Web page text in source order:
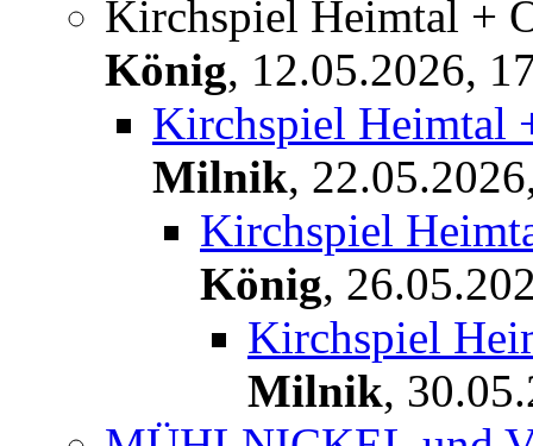
Kirchspiel Heimtal +
König, 12.05.2026,
Kirchspiel Heimtal
Milnik,
Kirchspiel
König,
Kirchspiel
Milnik,